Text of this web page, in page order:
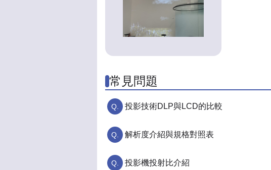
常見問題
投影技術DLP與LCD的比較
解析度介紹與規格對照表
投影機投射比介紹